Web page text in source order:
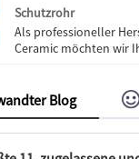
Schutzrohr
Als professioneller
Ceramic möchten wir
bieten Ihnen den
pünktliche Lieferung.
Blog